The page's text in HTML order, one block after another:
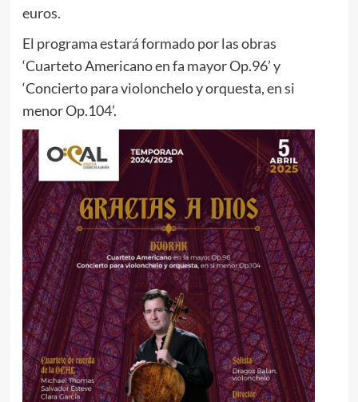
euros.
El programa estará formado por las obras
‘Cuarteto Americano en fa mayor Op.96’ y
‘Concierto para violonchelo y orquesta, en si
menor Op.104’.